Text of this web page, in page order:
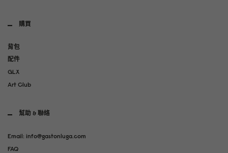
購買
背包
配件
GLX
Art Club
幫助 & 聯絡
Email: info@gastonluga.com
FAQ